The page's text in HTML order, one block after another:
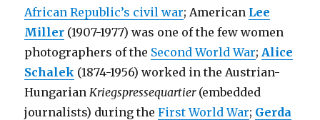
African Republic’s civil war; American Lee
Miller (1907-1977) was one of the few women
photographers of the Second World War;Alice
Schalek (1874-1956) worked in the Austrian-
HungarianKriegspressequartier(embedded
journalists) during theFirst World War; Gerda